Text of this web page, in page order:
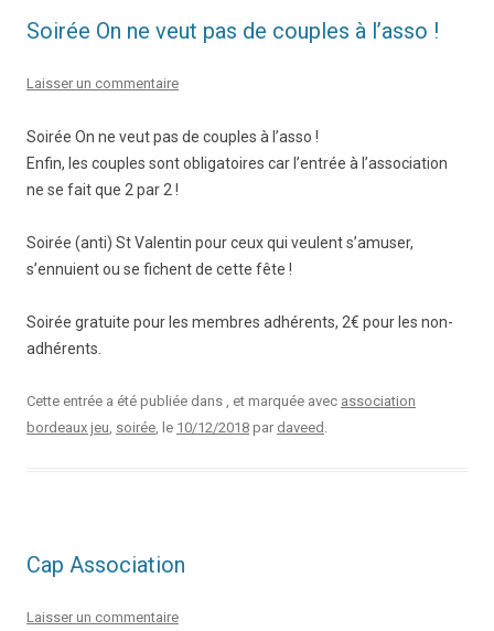
Soirée On ne veut pas de couples à l’asso !
Laisser un commentaire
Soirée On ne veut pas de couples à l’asso !
Enfin, les couples sont obligatoires car l’entrée à l’association
ne se fait que 2 par 2 !
Soirée (anti) St Valentin pour ceux qui veulent s’amuser,
s’ennuient ou se fichent de cette fête !
Soirée gratuite pour les membres adhérents, 2€ pour les non-
adhérents.
Cette entrée a été publiée dans , et marquée avec association
bordeaux jeu soirée , le 10/12/2018 par daveed
Cap Association
Laisser un commentaire